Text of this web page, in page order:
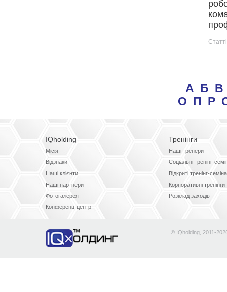
Статті
А Б В
О П Р
IQholding
Місія
Відзнаки
Наші клієнти
Наші партнери
Фотогалерея
Конференц-центр
Тренінги
Наші тренери
Соціальні тренінг-
Відкриті тренінг-
Корпоративні тренінги
Розклад заходів
® IQholding, 2011-